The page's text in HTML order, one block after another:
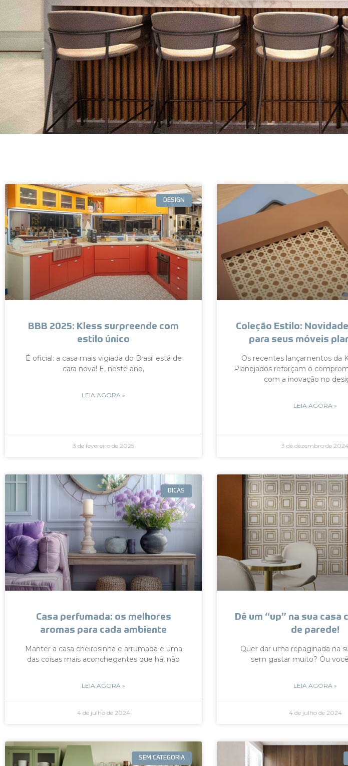
DESIGN
BBB 2025: Kless surpreende com
estilo único
É oficial: a casa mais vigiada do Brasil está de
cara nova! E, neste ano,
LEIA AGORA »
3 de fevereiro de 2025
Coleção Estilo:
para seus móveis
Os recentes lançamentos da
Planejados reforçam o
com a inovação no
LEIA AGORA »
3 de dezembro de
DICAS
Casa perfumada: os melhores
aromas para cada ambiente
Manter a casa cheirosinha e arrumada é uma
das coisas mais aconchegantes que há, não
LEIA AGORA »
4 de julho de 2024
Dê um “up” na sua casa
de parede!
Quer dar uma repaginada na
sem gastar muito? Ou
LEIA AGORA »
4 de julho de 2024
SEM CATEGORIA